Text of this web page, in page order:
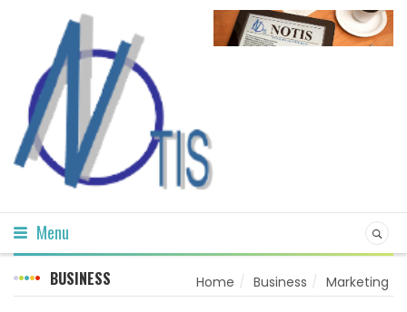
Menu
BUSINESS Home Business Marketing